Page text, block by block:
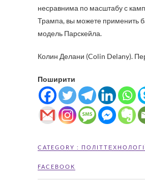
несравнима по масштабу с
Трампа, вы можете применить
модель Парскейла.
Колин Делани (Colin Delany).
Поширити
CATEGORY :
FACEBOOK